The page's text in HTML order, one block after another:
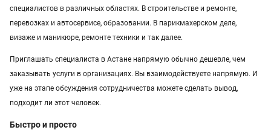
манипулятор тамада прихожая двери
специалистов в различных областях. В строительстве и ремонте,
перевозках и автосервисе, образовании. В парикмахерском деле,
визаже и маникюре, ремонте техники и так далее.
Приглашать специалиста в Астане напрямую обычно дешевле, чем
заказывать услуги в организациях. Вы взаимодействуете напрямую. И
уже на этапе обсуждения сотрудничества можете сделать вывод,
подходит ли этот человек.
Быстро и просто